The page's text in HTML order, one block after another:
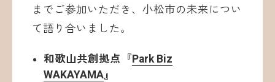
までご参加いただき、小松市の未来につい
て語り合いました。
和歌山共創拠点『 Park Biz
WAKAYAMA』